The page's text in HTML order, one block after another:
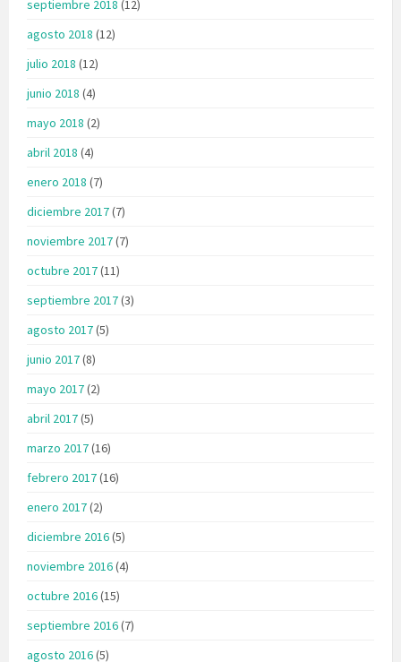
septiembre 2018 (12)
agosto 2018 (12)
julio 2018 (12)
junio 2018 (4)
mayo 2018 (2)
abril 2018 (4)
enero 2018 (7)
diciembre 2017(7)
noviembre 2017(7)
octubre 2017(11)
septiembre 2017(3)
agosto 2017(5)
junio 2017(8)
mayo 2017(2)
abril 2017(5)
marzo 2017(16)
febrero 2017(16)
enero 2017(2)
diciembre 2016(5)
noviembre 2016(4)
octubre 2016(15)
septiembre 2016(7)
agosto 2016(5)